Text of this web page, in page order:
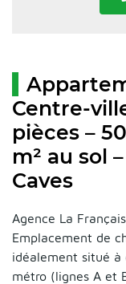
Centre-
pièces –
m² au sol
Caves
Agence La
Emplacement de
idéalement situé à
métro (lignes A et